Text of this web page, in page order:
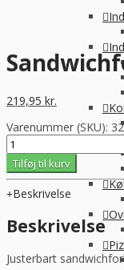
219,95 kr.
Varenummer (SKU):
Sandwichforklæde
i
sort
m/lomme
str.
XL,
Nybo
Tilføj til kurv
Beskrivelse
Beskrivelse
Justerbart